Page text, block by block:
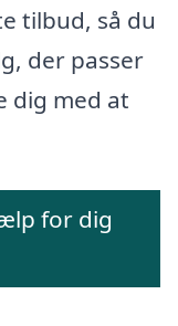
tilbud, så du
der passer
dig med at
for dig